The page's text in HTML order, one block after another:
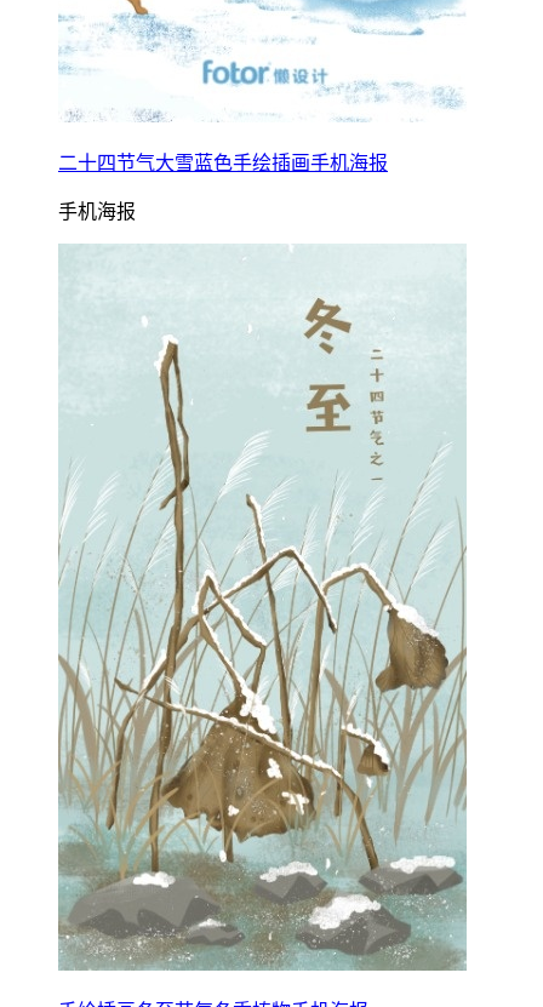
二十四节气大雪蓝色手绘插画手机海报
手机海报